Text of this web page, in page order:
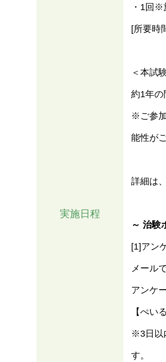
実施日程
・1回※
[所要時
＜本試
約1年の
※ご参
能性が
詳細は
～ 治験
[1]アン
メール
アンケ
【ぺい
※3日以
す。